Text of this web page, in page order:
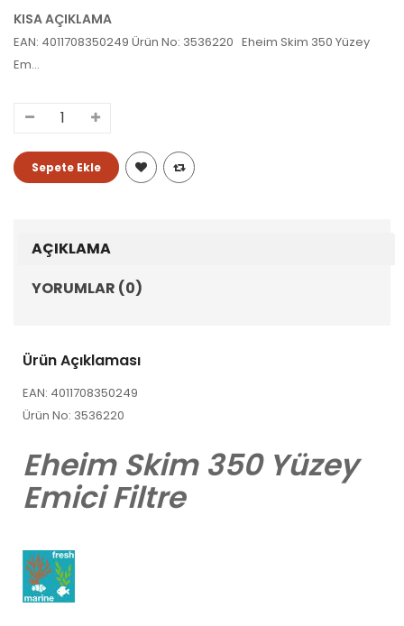
KISA AÇIKLAMA
EAN: 4011708350249 Ürün No: 3536220 Eheim Skim 350 Yüzey
Em...
AÇIKLAMA
YORUMLAR (0)
Ürün Açıklaması
EAN: 4011708350249
Ürün No: 3536220
Eheim Skim 350 Yüzey
Emici Filtre